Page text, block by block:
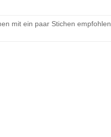
mit ein paar Stichen empfohlen.